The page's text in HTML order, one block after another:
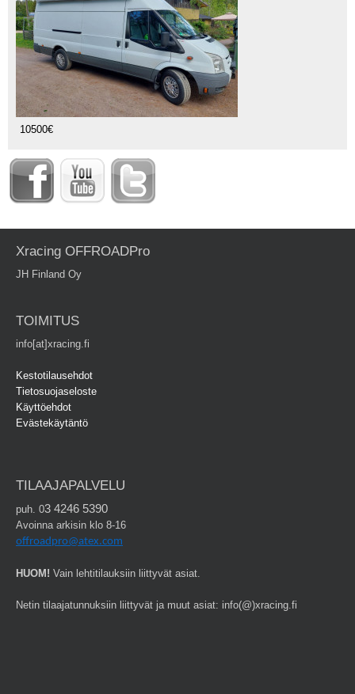
10500€
Xracing OFFROADPro
JH Finland Oy
TOIMITUS
info[at]xracing.fi
Kestotilausehdot
Tietosuojaseloste
Käyttöehdot
Evästekäytäntö
TILAAJAPALVELU
puh. 03 4246 5390
Avoinna arkisin klo 8-16
offroadpro@atex.com
HUOM! Vain lehtitilauksiin liittyvät asiat.
Netin tilaajatunnuksiin liittyvät ja muut asiat: info(@)xracing.fi